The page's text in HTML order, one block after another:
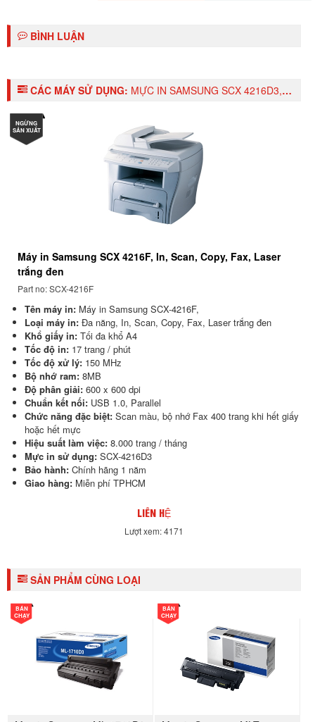
BÌNH LUẬN
CÁC MÁY SỬ DỤNG: MỰC IN SAMSUNG SCX 4216D3, BLACK TONER CARTRIDGE
NGỪNG
SẢN XUẤT
Máy in Samsung SCX 4216F, In, Scan, Copy, Fax, Laser
trắng đen
Part no: SCX-4216F
Tên máy in: Máy in Samsung SCX-4216F,
Loại máy in: Đa năng, In, Scan, Copy, Fax, Laser trắng đen
Khổ giấy in: Tối đa khổ A4
Tốc độ in: 17 trang / phút
Tốc độ xử lý: 150 MHz
Bộ nhớ ram: 8MB
Độ phân giải: 600 x 600 dpi
Chuẩn kết nối: USB 1.0, Parallel
Chức năng đặc biệt: Scan màu, bộ nhớ Fax 400 trang khi hết giấy
hoặc hết mực
Hiệu suất làm việc: 8.000 trang / tháng
Mực in sử dụng: SCX-4216D3
Bảo hành: Chính hãng 1 năm
Giao hàng: Miễn phí TPHCM
LIÊN HỆ
Lượt xem: 4171
SẢN PHẨM CÙNG LOẠI
BÁN
CHẠY
BÁN
CHẠY